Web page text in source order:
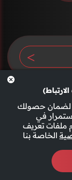
لضمان حصولك
في
ملفات تعريف
الخاصة بنا